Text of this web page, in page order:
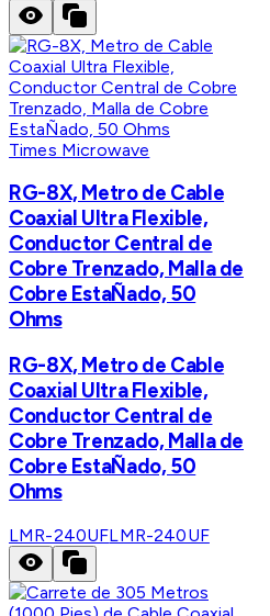
Times Microwave
RG-8X, Metro de Cable
Coaxial Ultra Flexible,
Conductor Central de
Cobre Trenzado, Malla de
Cobre EstaÑado, 50
Ohms
RG-8X, Metro de Cable
Coaxial Ultra Flexible,
Conductor Central de
Cobre Trenzado, Malla de
Cobre EstaÑado, 50
Ohms
LMR-240UFLMR-240UF